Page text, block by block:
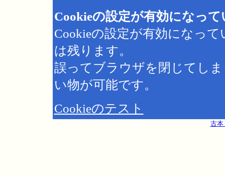
Cookieの設定が有効になっ
Cookieの設定が有効になっ
は残ります。
誤ってブラウザを閉じてし
い物が可能です。
Cookieのテスト
古本